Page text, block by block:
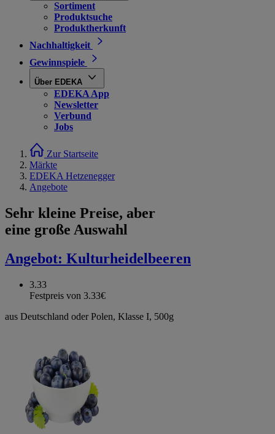
Sortiment
Produktsuche
Produktherkunft
Nachhaltigkeit
Gewinnspiele
Über EDEKA
EDEKA App
Newsletter
Verbund
Jobs
Zur Startseite
Märkte
EDEKA Hetzenegger
Angebote
Sehr kleine Preise, aber
eine große Auswahl
Angebot: Kulturheidelbeeren
3.33
Festpreis von 3.33€
aus Deutschland oder Polen, Klasse I, 500g